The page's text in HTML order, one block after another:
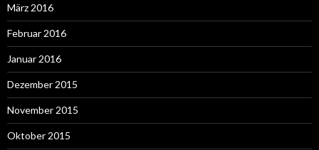
März 2016
Februar 2016
Januar 2016
Dezember 2015
November 2015
Oktober 2015